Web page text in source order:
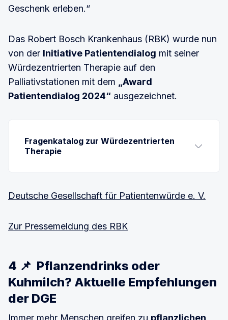
Geschenk erleben.“
Das Robert Bosch Krankenhaus (RBK) wurde nun
von der Initiative Patientendialog mit seiner
Würdezentrierten Therapie auf den
Palliativstationen mit dem
„Award
Patientendialog 2024“ ausgezeichnet.
Fragenkatalog zur Würdezentrierten
Therapie
Lebensgeschichte; insbesondere über die
oder die für Sie am wichtigsten sind.
Was sind die wichtigsten Aufgabenbereiche,
die Sie in Ihrem Leben eingenommen haben
(Rollen in der Familie, im Beruf, im Sozialleben
etc.)?
Deutsche Gesellschaft für Patientenwürde e. V.
Zur Pressemeldung des RBK
4 📌 Pflanzendrinks oder
Kuhmilch? Aktuelle Empfehlungen
der DGE
Immer mehr Menschen greifen zu pflanzlichen